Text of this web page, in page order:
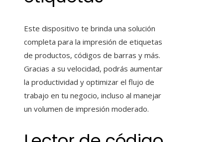
Este dispositivo te brinda una solución
completa para la impresión de etiquetas
de productos, códigos de barras y más.
Gracias a su velocidad, podrás aumentar
la productividad y optimizar el flujo de
trabajo en tu negocio, incluso al manejar
un volumen de impresión moderado.